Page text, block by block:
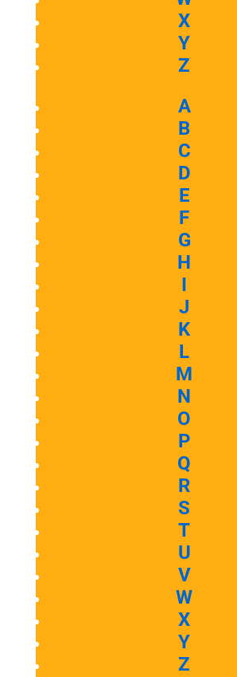
X
Y
Z
A
B
C
D
E
F
G
H
I
J
K
L
M
N
O
P
Q
R
S
T
U
V
W
X
Y
Z